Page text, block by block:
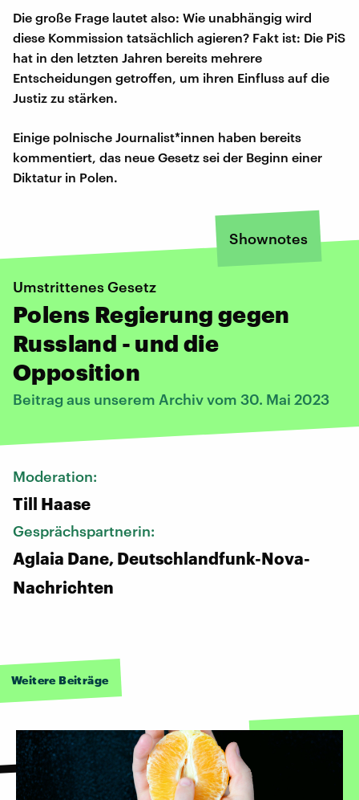
Die große Frage lautet also: Wie unabhängig wird
diese Kommission tatsächlich agieren? Fakt ist: Die PiS
hat in den letzten Jahren bereits mehrere
Entscheidungen getroffen, um ihren Einfluss auf die
Justiz zu stärken.
Einige polnische Journalist*innen haben bereits
kommentiert, das neue Gesetz sei der Beginn einer
Diktatur in Polen.
Shownotes
Umstrittenes Gesetz
Polens Regierung gegen
Russland - und die
Opposition
Beitrag aus unserem Archiv vom 30. Mai 2023
Moderation:
Till Haase
Gesprächspartnerin:
Aglaia Dane, Deutschlandfunk-Nova-
Nachrichten
Weitere Beiträge